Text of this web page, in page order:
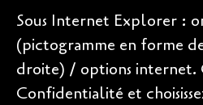
Sous Internet Explorer :
(pictogramme en forme
droite) / options internet.
Confidentialité et